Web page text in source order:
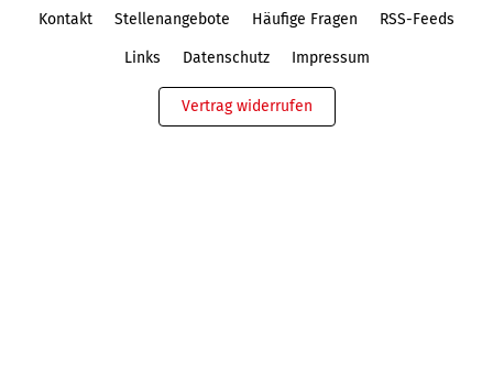
Kontakt Stellenangebote Häufige Fragen RSS-Feeds
Links Datenschutz Impressum
Vertrag widerrufen